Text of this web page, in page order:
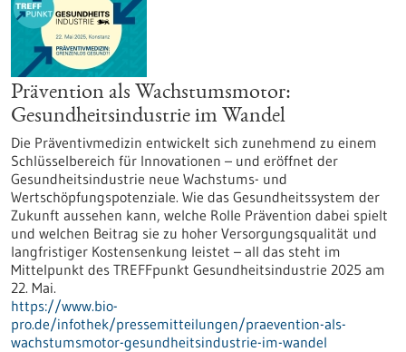
Prävention als Wachstumsmotor:
Gesundheitsindustrie im Wandel
Die Präventivmedizin entwickelt sich zunehmend zu einem
Schlüsselbereich für Innovationen – und eröffnet der
Gesundheitsindustrie neue Wachstums- und
Wertschöpfungspotenziale. Wie das Gesundheitssystem der
Zukunft aussehen kann, welche Rolle Prävention dabei spielt
und welchen Beitrag sie zu hoher Versorgungsqualität und
langfristiger Kostensenkung leistet – all das steht im
Mittelpunkt des TREFFpunkt Gesundheitsindustrie 2025 am
22. Mai.
https://www.bio-
pro.de/infothek/pressemitteilungen/praevention-als-
wachstumsmotor-gesundheitsindustrie-im-wandel